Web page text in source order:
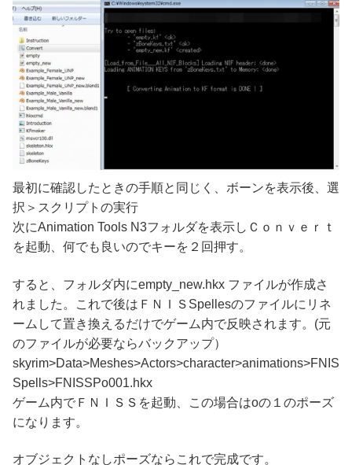
最初に確認したときの手順と同じく、ボーンを表示後、選
択＞スクリプトの実行
次にAnimation Tools N3フォルダを表示しＣｏｎｖｅｒｔ
を起動、何でも良いのでキーを２回押す。
すると、フォルダ内にempty_new.hkx ファイルが作成さ
れました。これで後はＦＮＩＳSpellesのファイルにリネ
ームして置き換えるだけでゲーム内で反映されます。(元
のファイルが必要ならバックアップ）
skyrim>Data>Meshes>Actors>character>animations>FNIS
Spells>FNISSPo001.hkx
ゲーム内でＦＮＩＳＳを起動、この場合はoの１のポーズ
になります。
オブジェクトなしポーズならこれで完成です。